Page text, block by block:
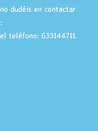
dudéis en contactar
teléfono: 633144711.